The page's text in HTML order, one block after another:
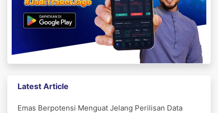
Latest Article
Emas Berpotensi Menguat Jelang Perilisan Data